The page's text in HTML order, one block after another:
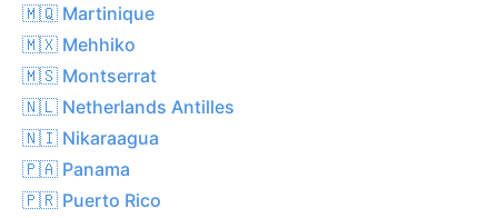
🇲🇶 Martinique
🇲🇽 Mehhiko
🇲🇸 Montserrat
🇳🇱 Netherlands Antilles
🇳🇮 Nikaraagua
🇵🇦 Panama
🇵🇷 Puerto Rico